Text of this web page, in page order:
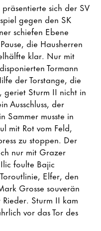
sich der SV
gegen den SK
schiefen Ebene
die Hausherren
klar. Nur mit
Tormann
der Torstange, die
geriet Sturm II nicht in
Ausschluss, der
Sammer musste in
mit Rot vom Feld,
zu stoppen. Der
nur mit Grazer
foulte Bajic
Elfer, den
Grosse souverän
Sturm II kam
vor das Tor des